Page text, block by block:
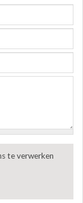
te verwerken